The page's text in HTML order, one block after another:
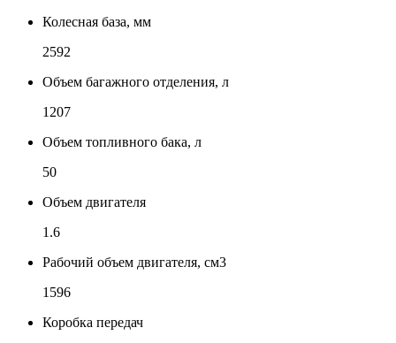
Колесная база, мм
2592
Объем багажного отделения, л
1207
Объем топливного бака, л
50
Объем двигателя
1.6
Рабочий объем двигателя, см3
1596
Коробка передач